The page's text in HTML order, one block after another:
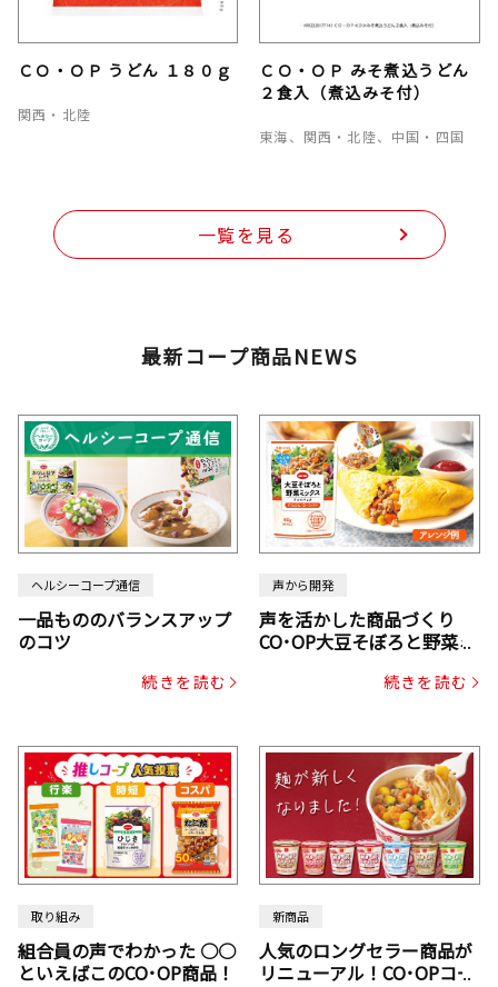
ＣＯ・ＯＰ うどん １８０ｇ
関西・北陸
ＣＯ・ＯＰ みそ煮込うどん
２食入（煮込みそ付）
東海、関西・北陸、中国・四国
一覧を見る
最新コープ商品NEWS
ヘルシーコープ通信
一品もののバランスアップ
のコツ
続きを読む
声から開発
声を活かした商品づくり
CO･OP大豆そぼろと野菜ミ
じん・コーン入り）続きを読む
取り組み
組合員の声でわかった ○○
といえばこのCO･OP商品！
新商品
人気のロングセラー商品が
リニューアル！CO･OPコー